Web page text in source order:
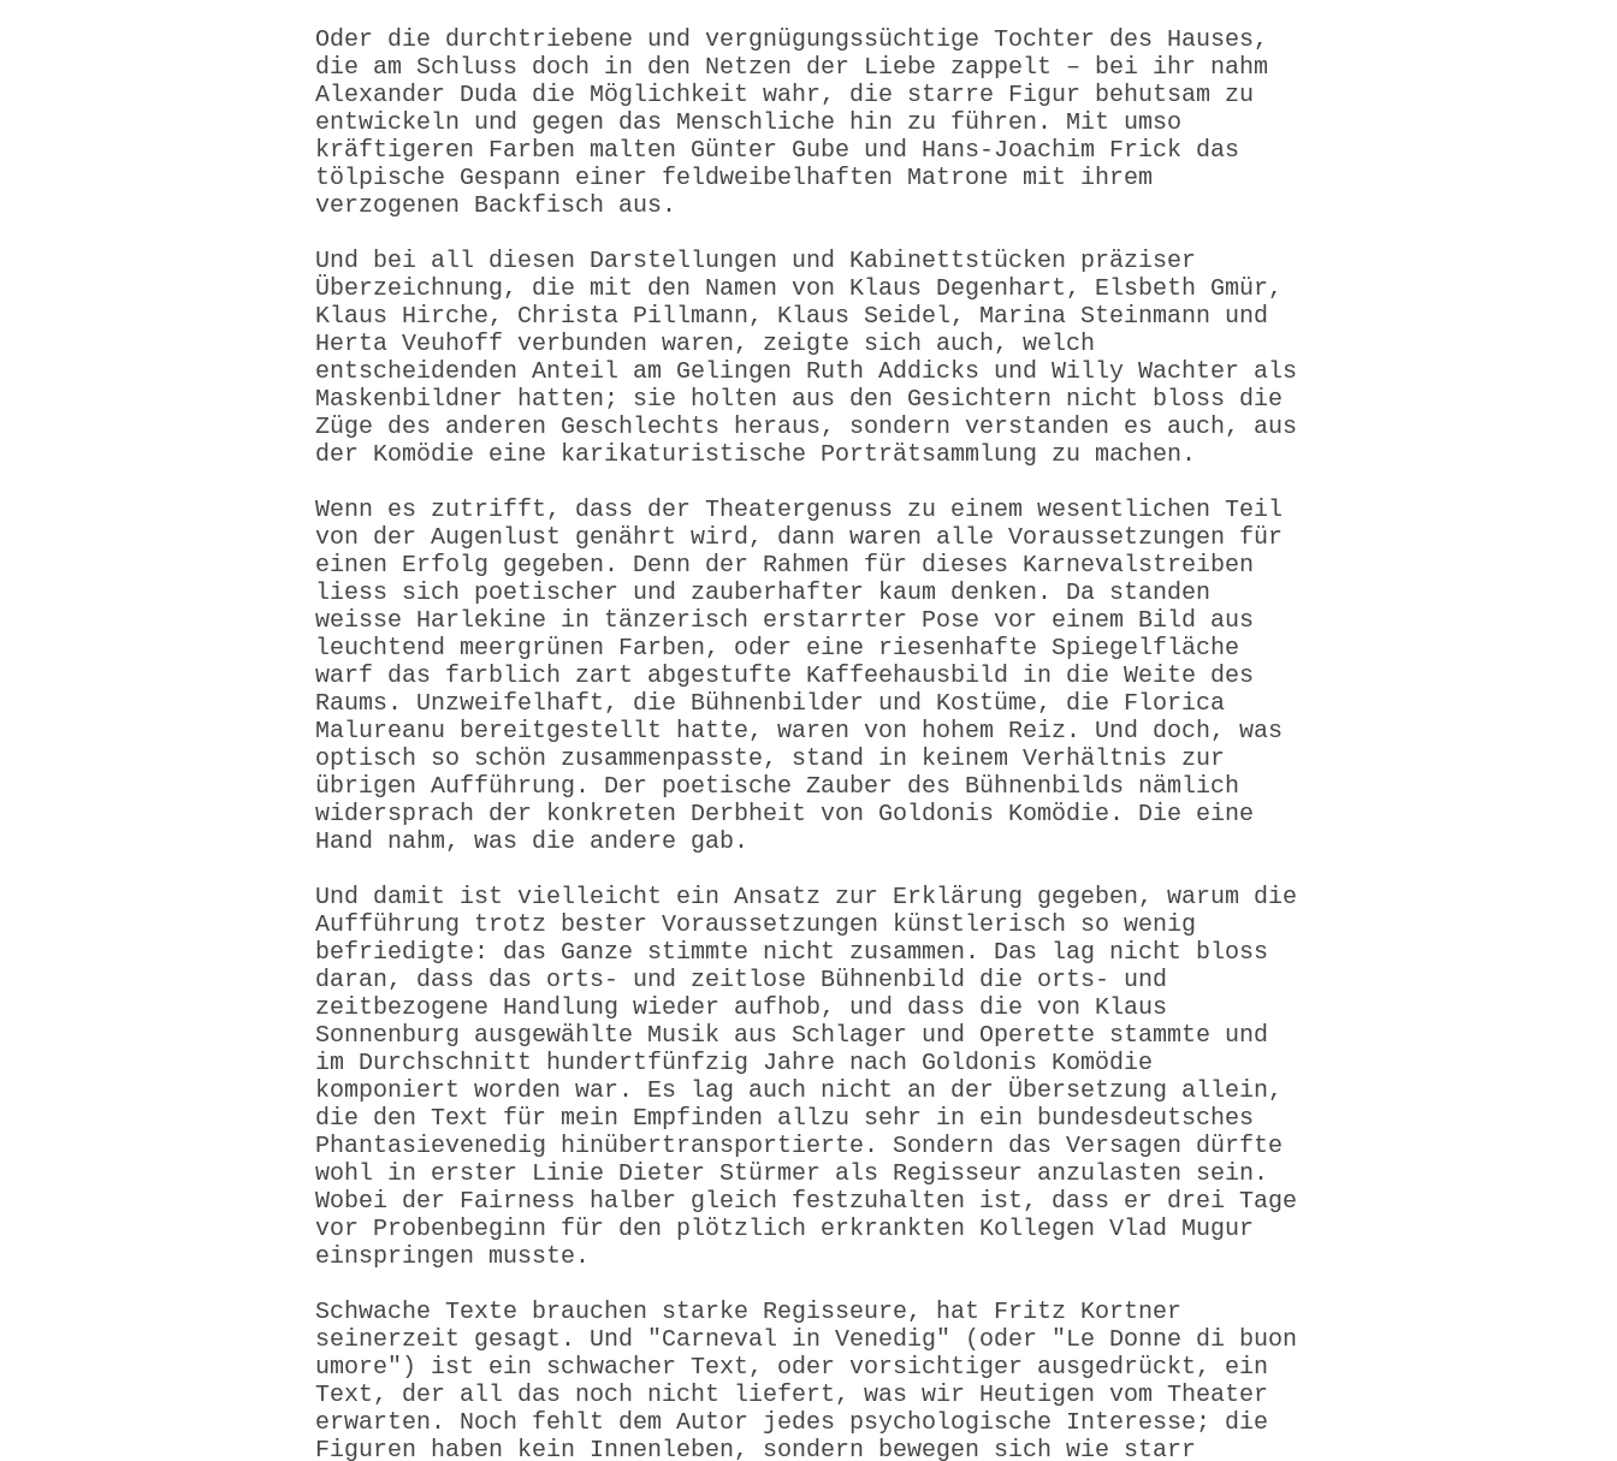
Oder die durchtriebene und vergnügungssüchtige Tochter des Hauses,
die am Schluss doch in den Netzen der Liebe zappelt – bei ihr nahm
Alexander Duda die Möglichkeit wahr, die starre Figur behutsam zu
entwickeln und gegen das Menschliche hin zu führen. Mit umso
kräftigeren Farben malten Günter Gube und Hans-Joachim Frick das
tölpische Gespann einer feldweibelhaften Matrone mit ihrem
verzogenen Backfisch aus.
Und bei all diesen Darstellungen und Kabinettstücken präziser
Überzeichnung, die mit den Namen von Klaus Degenhart, Elsbeth Gmür,
Klaus Hirche, Christa Pillmann, Klaus Seidel, Marina Steinmann und
Herta Veuhoff verbunden waren, zeigte sich auch, welch
entscheidenden Anteil am Gelingen Ruth Addicks und Willy Wachter als
Maskenbildner hatten; sie holten aus den Gesichtern nicht bloss die
Züge des anderen Geschlechts heraus, sondern verstanden es auch, aus
der Komödie eine karikaturistische Porträtsammlung zu machen.
Wenn es zutrifft, dass der Theatergenuss zu einem wesentlichen Teil
von der Augenlust genährt wird, dann waren alle Voraussetzungen für
einen Erfolg gegeben. Denn der Rahmen für dieses Karnevalstreiben
liess sich poetischer und zauberhafter kaum denken. Da standen
weisse Harlekine in tänzerisch erstarrter Pose vor einem Bild aus
leuchtend meergrünen Farben, oder eine riesenhafte Spiegelfläche
warf das farblich zart abgestufte Kaffeehausbild in die Weite des
Raums. Unzweifelhaft, die Bühnenbilder und Kostüme, die Florica
Malureanu bereitgestellt hatte, waren von hohem Reiz. Und doch, was
optisch so schön zusammenpasste, stand in keinem Verhältnis zur
übrigen Aufführung. Der poetische Zauber des Bühnenbilds nämlich
widersprach der konkreten Derbheit von Goldonis Komödie. Die eine
Hand nahm, was die andere gab.
Und damit ist vielleicht ein Ansatz zur Erklärung gegeben, warum die
Aufführung trotz bester Voraussetzungen künstlerisch so wenig
befriedigte: das Ganze stimmte nicht zusammen. Das lag nicht bloss
daran, dass das orts- und zeitlose Bühnenbild die orts- und
zeitbezogene Handlung wieder aufhob, und dass die von Klaus
Sonnenburg ausgewählte Musik aus Schlager und Operette stammte und
im Durchschnitt hundertfünfzig Jahre nach Goldonis Komödie
komponiert worden war. Es lag auch nicht an der Übersetzung allein,
die den Text für mein Empfinden allzu sehr in ein bundesdeutsches
Phantasievenedig hinübertransportierte. Sondern das Versagen dürfte
wohl in erster Linie Dieter Stürmer als Regisseur anzulasten sein.
Wobei der Fairness halber gleich festzuhalten ist, dass er drei Tage
vor Probenbeginn für den plötzlich erkrankten Kollegen Vlad Mugur
einspringen musste.
Schwache Texte brauchen starke Regisseure, hat Fritz Kortner
seinerzeit gesagt. Und "Carneval in Venedig" (oder "Le Donne di buon
umore") ist ein schwacher Text, oder vorsichtiger ausgedrückt, ein
Text, der all das noch nicht liefert, was wir Heutigen vom Theater
erwarten. Noch fehlt dem Autor jedes psychologische Interesse; die
Figuren haben kein Innenleben, sondern bewegen sich wie starr